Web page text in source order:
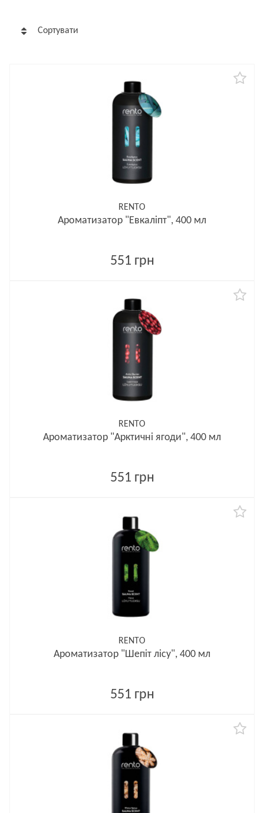
Сортувати
RENTO
Ароматизатор "Евкаліпт", 400 мл
551 грн
RENTO
Ароматизатор "Арктичні ягоди", 400 мл
551 грн
RENTO
Ароматизатор "Шепіт лісу", 400 мл
551 грн